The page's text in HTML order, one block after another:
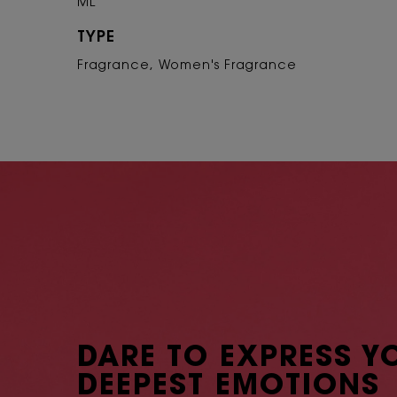
ML
TYPE
Fragrance, Women's Fragrance
DARE TO EXPRESS
DEEPEST EMOTIONS